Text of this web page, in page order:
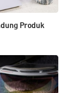
Produk